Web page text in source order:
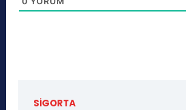
SİGORTA